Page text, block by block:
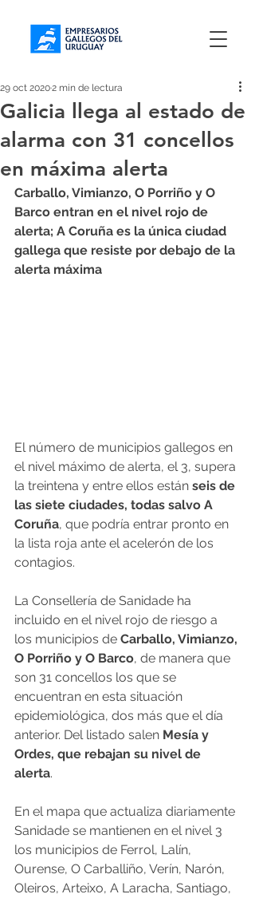
Galicia llega al estado de
alarma con 31 concellos
en máxima alerta
29 oct 20202 min de lectura
Carballo, Vimianzo, O Porriño y O
Barco entran en el nivel rojo de
alerta; A Coruña es la única ciudad
gallega que resiste por debajo de la
alerta máxima
El número de municipios gallegos en
el nivel máximo de alerta, el 3, supera
la treintena y entre ellos están seis de
las siete ciudades, todas salvo A
Coruña, que podría entrar pronto en
la lista roja ante el acelerón de los
contagios.
La Consellería de Sanidade ha
incluido en el nivel rojo de riesgo a
los municipios de Carballo, Vimianzo,
O Porriño y O Barco, de manera que
son 31 concellos los que se
encuentran en esta situación
epidemiológica, dos más que el día
anterior. Del listado salen Mesía y
Ordes, que rebajan su nivel de
alerta.
En el mapa que actualiza diariamente
Sanidade se mantienen en el nivel 3
los municipios de Ferrol, Lalín,
Ourense, O Carballiño, Verín, Narón,
Oleiros, Arteixo, A Laracha, Santiago,